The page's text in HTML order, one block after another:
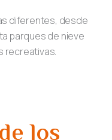
diferentes, desde
parques de nieve
recreativas.